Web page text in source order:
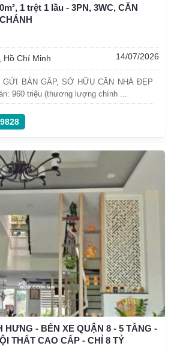
1 trệt 1 lầu - 3PN, 3WC, CĂN
Hồ Chí Minh 14/07/2026
BÁN GẤP, SỞ HỮU CĂN NHÀ ĐẸP
960 triệu (thương lượng chính ...
HƯNG - BẾN XE QUẬN 8 - 5 TẦNG -
THẤT CAO CẤP - CHỈ 8 TỶ